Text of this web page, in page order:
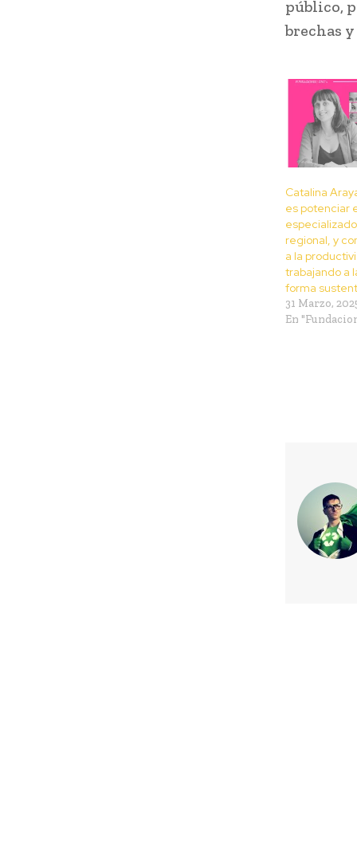
público,
brechas
Catalina
es potenciar
regional, y
a la
trabajando a
forma
31 Marzo,
En